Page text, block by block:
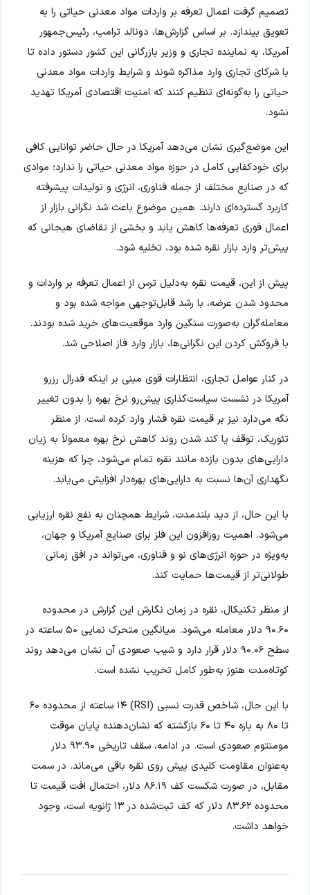
تصمیم گرفت اعمال تعرفه بر واردات مواد معدنی حیاتی را به
تعویق بیندازد. بر اساس گزارش‌ها، دونالد ترامپ، رئیس‌جمهور
آمریکا، به نماینده تجاری و وزیر بازرگانی این کشور دستور داده تا
با شرکای تجاری وارد مذاکره شوند و شرایط واردات مواد معدنی
حیاتی را به‌گونه‌ای تنظیم کنند که امنیت اقتصادی آمریکا تهدید
نشود.
این موضع‌گیری نشان می‌دهد آمریکا در حال حاضر توانایی کافی
برای خودکفایی کامل در حوزه مواد معدنی حیاتی را ندارد؛ موادی
که در صنایع مختلف از جمله فناوری، انرژی و تولیدات پیشرفته
کاربرد گسترده‌ای دارند. همین موضوع باعث شد نگرانی بازار از
اعمال فوری تعرفه‌ها کاهش یابد و بخشی از تقاضای هیجانی که
پیش‌تر وارد بازار نقره شده بود، تخلیه شود.
پیش از این، قیمت نقره به‌دلیل ترس از اعمال تعرفه بر واردات و
محدود شدن عرضه، با رشد قابل‌توجهی مواجه شده بود و
معامله‌گران به‌صورت سنگین وارد موقعیت‌های خرید شده بودند.
با فروکش کردن این نگرانی‌ها، بازار وارد فاز اصلاحی شد.
در کنار عوامل تجاری، انتظارات قوی مبنی بر اینکه فدرال رزرو
آمریکا در نشست سیاست‌گذاری پیش‌رو نرخ بهره را بدون تغییر
نگه می‌دارد نیز بر قیمت نقره فشار وارد کرده است. از منظر
تئوریک، توقف یا کند شدن روند کاهش نرخ بهره معمولاً به زیان
دارایی‌های بدون بازده مانند نقره تمام می‌شود، چرا که هزینه
نگهداری آن‌ها نسبت به دارایی‌های بهره‌دار افزایش می‌یابد.
با این حال، از دید بلندمدت، شرایط همچنان به نفع نقره ارزیابی
می‌شود. اهمیت روزافزون این فلز برای صنایع آمریکا و جهان،
به‌ویژه در حوزه انرژی‌های نو و فناوری، می‌تواند در افق زمانی
طولانی‌تر از قیمت‌ها حمایت کند.
از منظر تکنیکال، نقره در زمان نگارش این گزارش در محدوده
۹۰.۶۰ دلار معامله می‌شود. میانگین متحرک نمایی ۵۰ ساعته در
سطح ۹۰.۰۶ دلار قرار دارد و شیب صعودی آن نشان می‌دهد روند
کوتاه‌مدت هنوز به‌طور کامل تخریب نشده است.
با این حال، شاخص قدرت نسبی (RSI) ۱۴ ساعته از محدوده ۶۰
تا ۸۰ به بازه ۴۰ تا ۶۰ بازگشته که نشان‌دهنده پایان موقت
مومنتوم صعودی است. در ادامه، سقف تاریخی ۹۳.۹۰ دلار
به‌عنوان مقاومت کلیدی پیش روی نقره باقی می‌ماند. در سمت
مقابل، در صورت شکست کف ۸۶.۱۹ دلار، احتمال افت قیمت تا
محدوده ۸۳.۶۲ دلار که کف ثبت‌شده در ۱۳ ژانویه است، وجود
خواهد داشت.